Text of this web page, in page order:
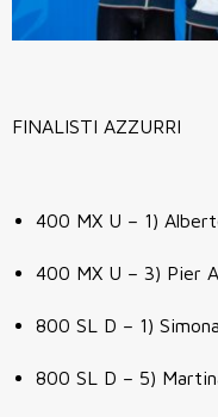
FINALISTI AZZURRI
400 MX U – 1)
400 MX U – 3) Pier
800 SL D – 1)
800 SL D – 5)